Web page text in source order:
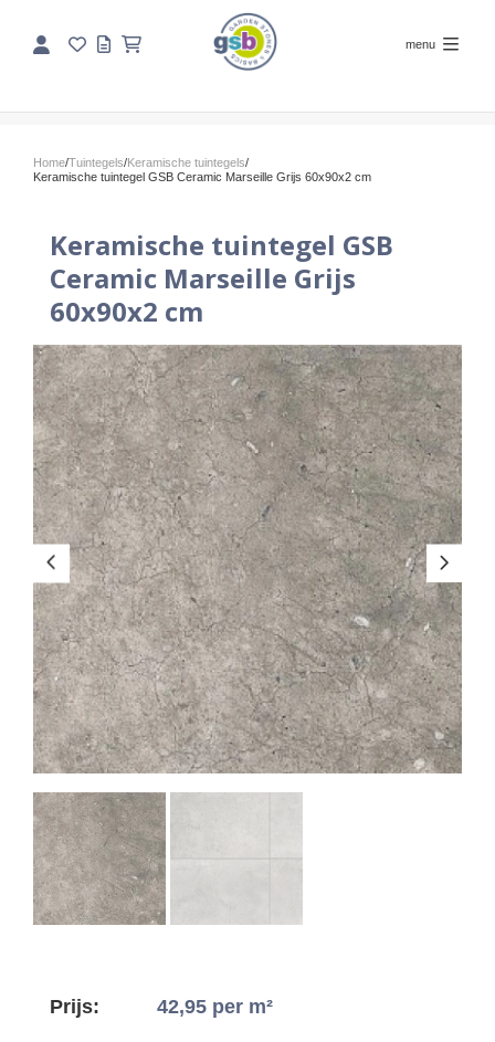
menu
Home/Tuintegels/Keramische tuintegels/
Keramische tuintegel GSB Ceramic Marseille Grijs 60x90x2 cm
Keramische tuintegel GSB
Ceramic Marseille Grijs
60x90x2 cm
Prijs: 42,95 per m²